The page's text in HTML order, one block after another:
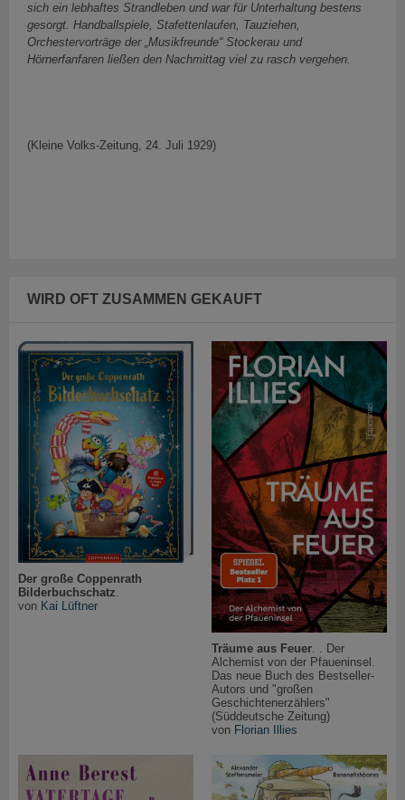
sich ein lebhaftes Strandleben und war für Unterhaltung bestens
gesorgt. Handballspiele, Stafettenlaufen, Tauziehen,
Orchestervorträge der „Musikfreunde“ Stockerau und
Hörnerfanfaren ließen den Nachmittag viel zu rasch vergehen.
(Kleine Volks-Zeitung, 24. Juli 1929)
WIRD OFT ZUSAMMEN GEKAUFT
Der große Coppenrath
Bilderbuchschatz
von Kai Lüftner
Träume aus Feuer . . Der
Alchemist von der Pfaueninsel.
Das neue Buch des Bestseller-
Autors und "großen
Geschichtenerzählers"
(Süddeutsche Zeitung)
von Florian Illies